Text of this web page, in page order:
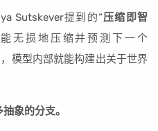
Sutskever提到的“压缩即智
无损地压缩并预测下一个
模型内部就能构建出关于世界
象的分支。